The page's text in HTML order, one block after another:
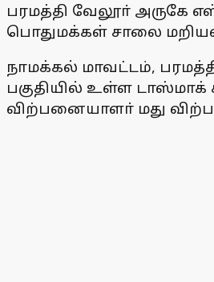
பரமத்தி வேலூா் அருகே
பொதுமக்கள் சாலை
நாமக்கல் மாவட்டம்,
பகுதியில் உள்ள டாஸ்மாக்
விற்பனையாளா் மது